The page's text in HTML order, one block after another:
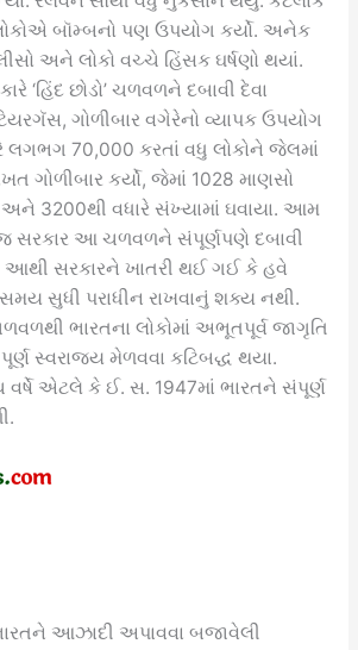
લોકોએ બૉમ્બનો પણ ઉપયોગ કર્યો. અનેક
અને લોકો વચ્ચે હિંસક ઘર્ષણો થયાં.
‘હિંદ છોડો’ ચળવળને દબાવી દેવા
ગોળીબાર વગેરેનો વ્યાપક ઉપયોગ
લગભગ 70,000 કરતાં વધુ લોકોને જેલમાં
ગોળીબાર કર્યો, જેમાં 1028 માણસો
અને 3200થી વધારે સંખ્યામાં ઘવાયા. આમ
સરકાર આ ચળવળને સંપૂર્ણપણે દબાવી
આથી સરકારને ખાતરી થઈ ગઈ કે હવે
સુધી પરાધીન રાખવાનું શક્ય નથી.
ચળવળથી ભારતના લોકોમાં અભૂતપૂર્વ જાગૃતિ
સ્વરાજ્ય મેળવવા કટિબદ્ધ થયા.
વર્ષે એટલે કે ઈ. સ. 1947માં ભારતને સંપૂર્ણ
આઝાદી અપાવવા બજાવેલી